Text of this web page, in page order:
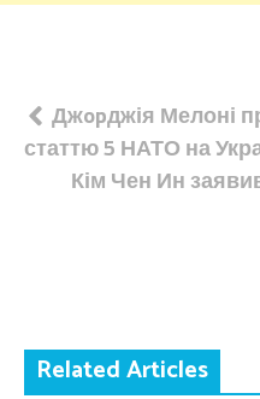
Навігація
записів
Джopджія Мелоні
статтю 5 НАТО на
Кім Чен Ин
Related Articles